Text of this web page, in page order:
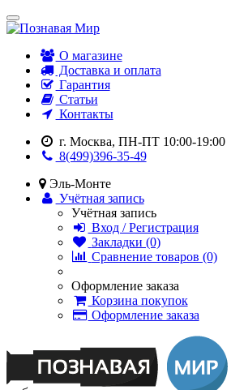
О магазине
Доставка и оплата
Гарантия
Статьи
Контакты
г. Москва, ПН-ПТ 10:00-19:00
8(499)396-35-49
Эль-Монте
Учётная запись
Учётная запись
Вход / Регистрация
Закладки (0)
Сравнение товаров (0)
Оформление заказа
Корзина покупок
Оформление заказа